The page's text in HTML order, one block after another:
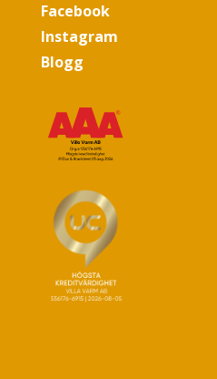
Facebook
Instagram
Blogg